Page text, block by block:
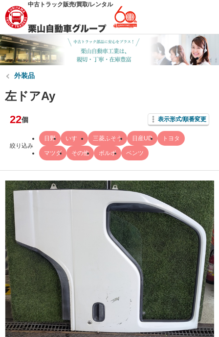
中古トラック販売/買取/レンタル
外装品
左ドアAy
22個 表示形式/順番変更
絞り込み
日野 いすゞ 三菱ふそう 日産UD トヨタ
マツダ その他 ボルボ ベンツ